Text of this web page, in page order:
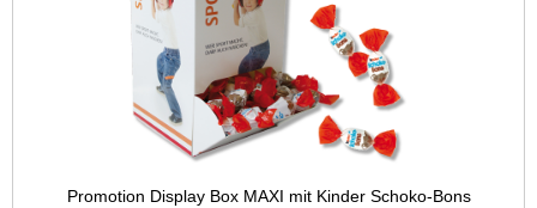
Promotion Display Box MAXI mit Kinder Schoko-Bons